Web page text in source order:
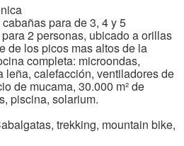
para de 3, 4 y 5
2 personas, ubicado a orillas
de los picos mas altos de la
completa: microondas,
leña, calefacción, ventiladores de
de mucama, 30.000 m² de
piscina, solarium.
trekking, mountain bike,